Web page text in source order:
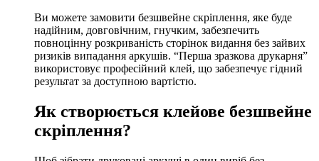
Ви можете замовити безшвейне скріплення, яке буде
надійним, довговічним, гнучким, забезпечить
повноцінну розкриваність сторінок видання без зайвих
ризиків випадання аркушів. “Перша зразкова друкарня”
використовує професійний клей, що забезпечує гідний
результат за доступною вартістю.
Як створюється клейове безшвейне
скріплення?